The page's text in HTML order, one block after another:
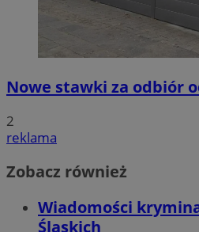
Nowe stawki za odbiór
2
reklama
Zobacz również
Wiadomości
Śląskich